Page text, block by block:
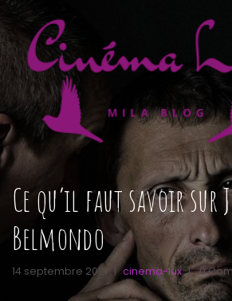
Ce qu’il faut savoir sur
Belmondo
14 septembre 2021 | cinema-lux | 0